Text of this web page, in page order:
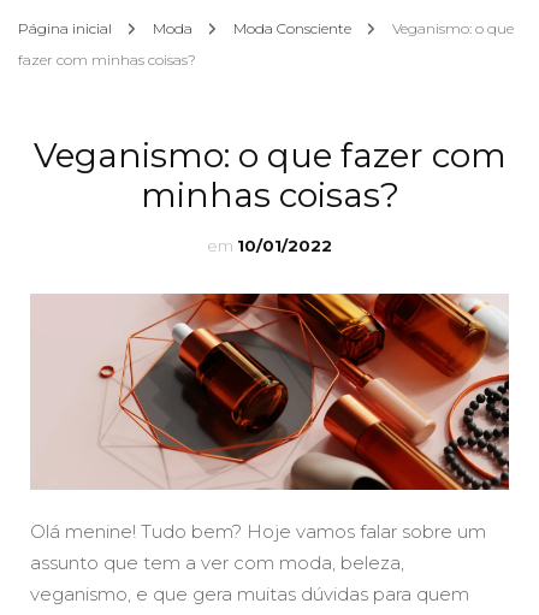
Página inicial Moda Moda Consciente
Veganismo: o que
fazer com minhas coisas?
Veganismo: o que fazer com
minhas coisas?
em 10/01/2022
Olá menine! Tudo bem? Hoje vamos falar sobre um
assunto que tem a ver com moda, beleza,
veganismo, e que gera muitas dúvidas para quem